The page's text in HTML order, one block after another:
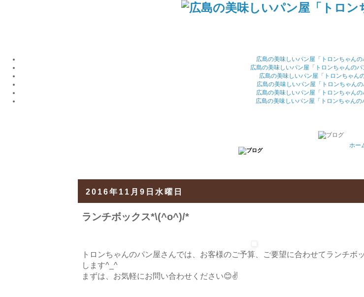
広島の美味しいパン屋「トロンちゃん
広島の美味しいパン屋「トロンちゃんの
広島の美味しいパン屋「トロンちゃん
広島の美味しいパン屋「トロンちゃん
広島の美味しいパン屋「トロンちゃん
広島の美味しいパン屋「トロンちゃん
ホー
2016年11月9日水曜日
ランチボックス*\(^o^)/*
トロンちゃんのパン屋さんでは、お客様のご予算、ご要望に合わせてランチボ
します^_^
まずは、お気軽にお問い合わせください😊✌️